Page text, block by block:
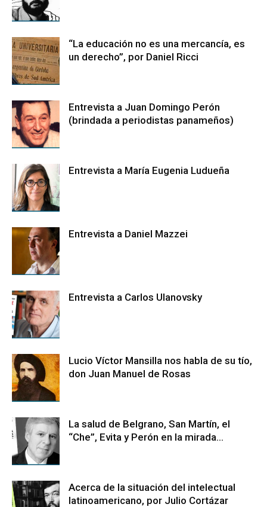
“La educación no es una mercancía, es
un derecho”, por Daniel Ricci
Entrevista a Juan Domingo Perón
(brindada a periodistas panameños)
Entrevista a María Eugenia Ludueña
Entrevista a Daniel Mazzei
Entrevista a Carlos Ulanovsky
Lucio Víctor Mansilla nos habla de su tío,
don Juan Manuel de Rosas
La salud de Belgrano, San Martín, el
“Che”, Evita y Perón en la mirada...
Acerca de la situación del intelectual
latinoamericano, por Julio Cortázar